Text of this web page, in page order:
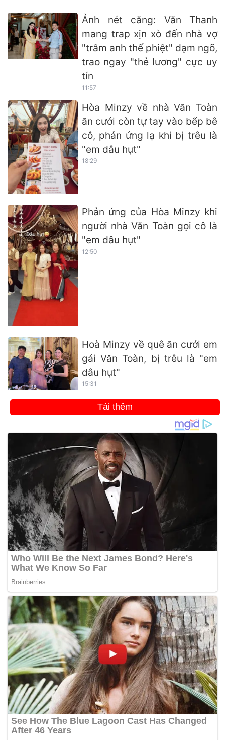
Ảnh nét căng: Văn Thanh
mang trap xịn xò đến nhà vợ
"trâm anh thế phiệt" dạm ngõ,
trao ngay "thẻ lương" cực uy
tín
11:57
Hòa Minzy về nhà Văn Toàn
ăn cưới còn tự tay vào bếp bê
cỗ, phản ứng lạ khi bị trêu là
"em dâu hụt"
18:29
Phản ứng của Hòa Minzy khi
người nhà Văn Toàn gọi cô là
"em dâu hụt"
12:50
Hoà Minzy về quê ăn cưới em
gái Văn Toàn, bị trêu là "em
dâu hụt"
15:31
Tải thêm